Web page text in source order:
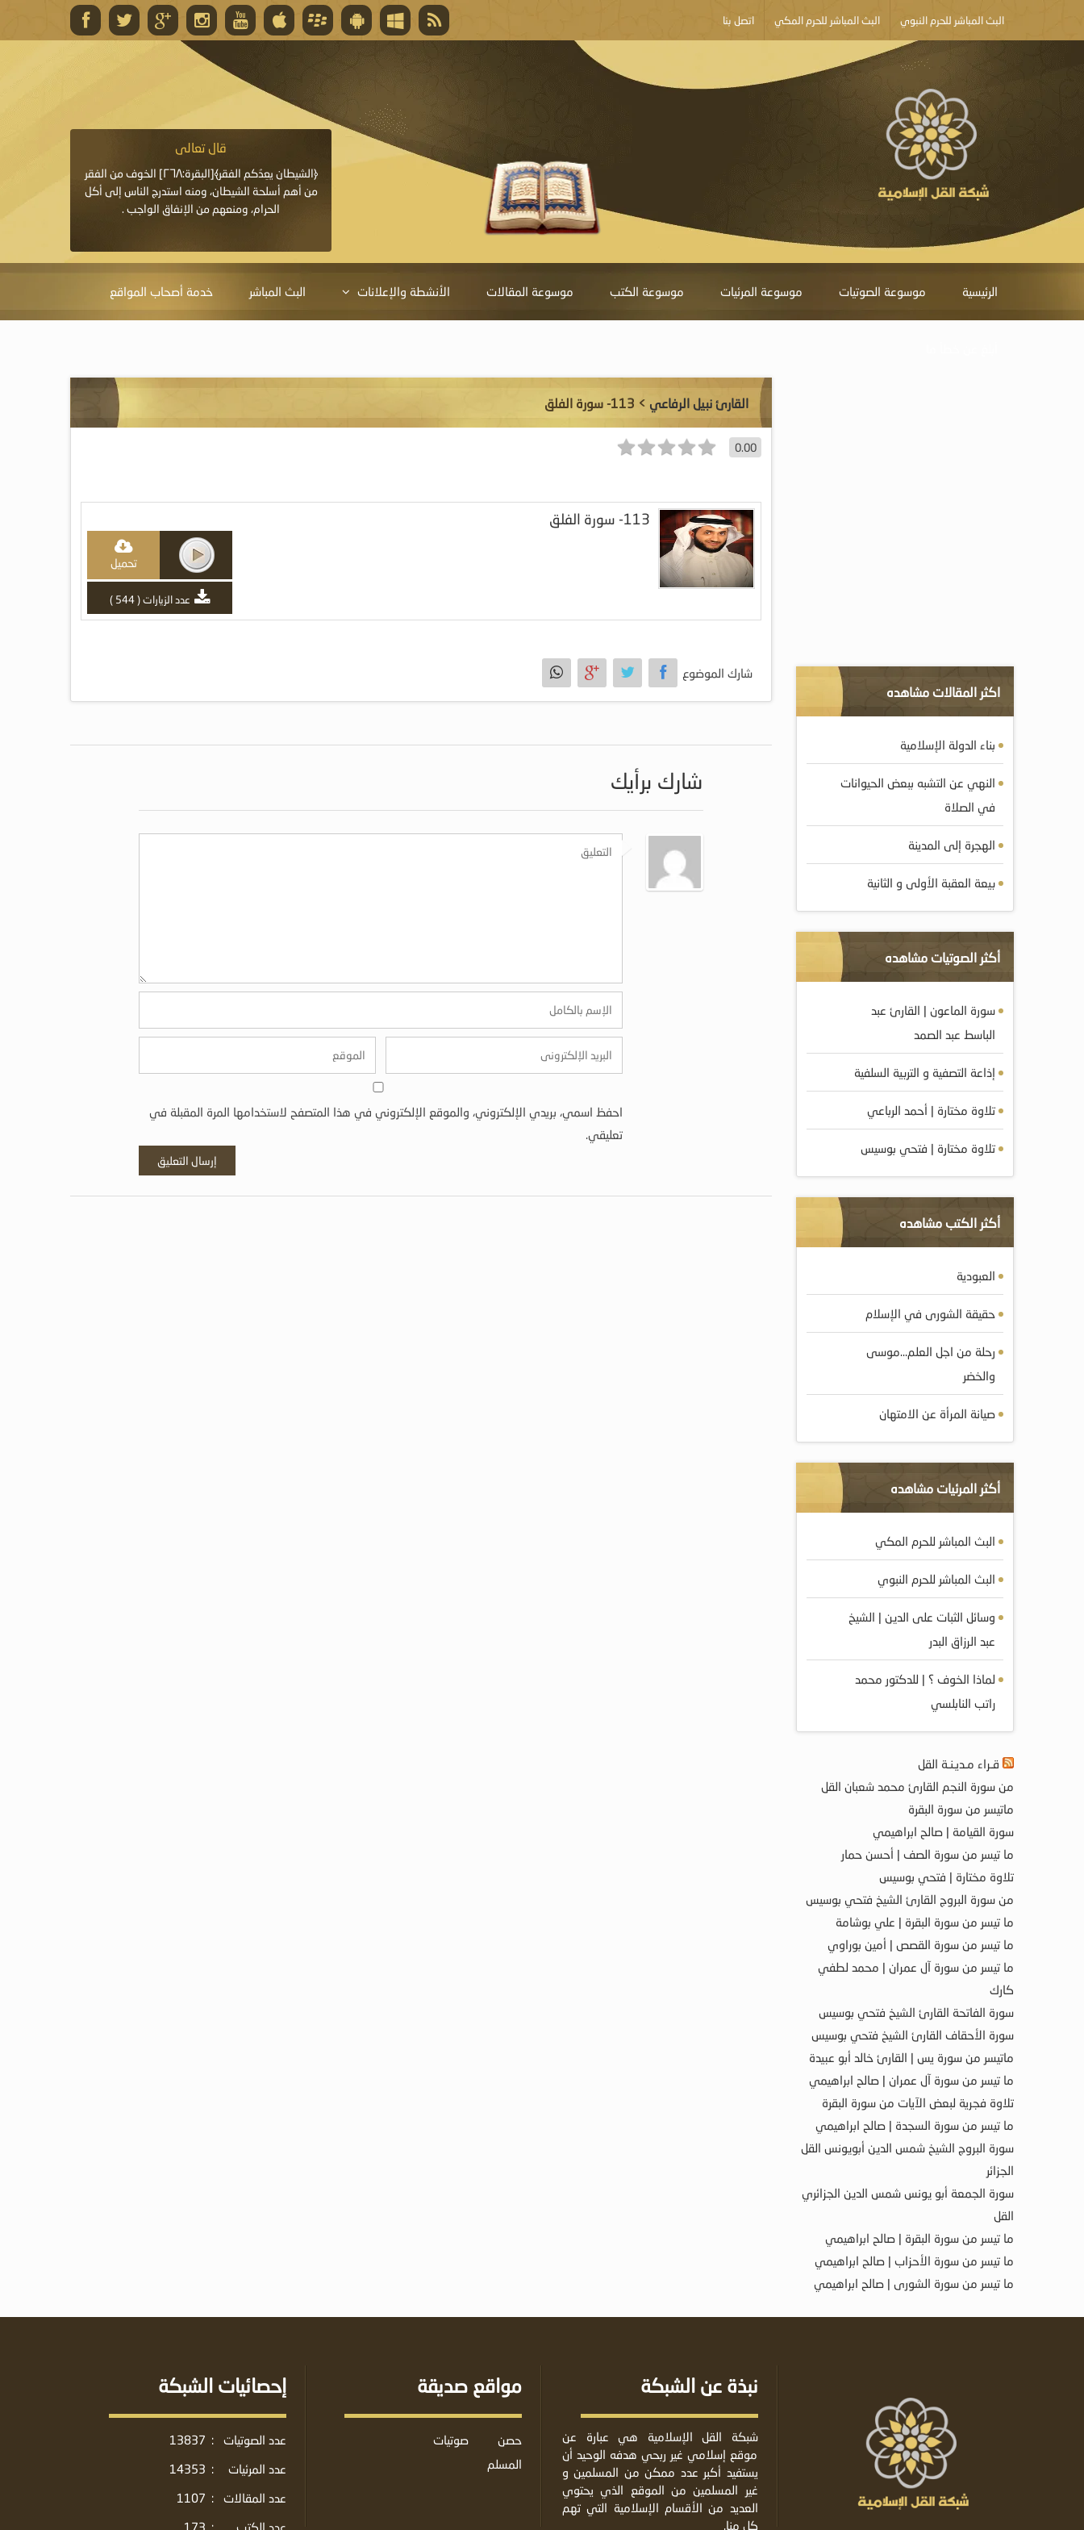
البث المباشر للحرم النبوي البث المباشر للحرم المكي اتصل بنا
قال تعالى
المغفرة لأنها أغلى جائزة، وهي مفتاح باب العطايا التي
قال تعالى
﴿الشيطان يعِدُكم الفقر﴾[البقرة:٢٦٨] الخوف من الفقر
من أهم أسلحة الشيطان، ومنه استدرج الناس إلى أكل
الحرام، ومنعهم من الإنفاق الواجب .
الرئيسية موسوعة الصوتيات موسوعة المرئيات موسوعة الكتب موسوعة المقالات الأنشطة والإعلانات البث المباشر خدمة أصحاب المواقع
القارئ نبيل الرفاعي > 113- سورة الفلق
0.00
113- سورة الفلق
تحميل
عدد الزيارات ( 544 )
شارك الموضوع
شارك برأيك
احفظ اسمي، بريدي الإلكتروني، والموقع الإلكتروني في هذا المتصفح لاستخدامها المرة المقبلة في
تعليقي.
اكثر المقالات مشاهده
بناء الدولة الإسلامية
النهي عن التشبه ببعض الحيوانات
في الصلاة
الهجرة إلى المدينة
بيعة العقبة الأولى و الثانية
أكثر الصوتيات مشاهده
سورة الماعون | القارئ عبد
الباسط عبد الصمد
إذاعة التصفية و التربية السلفية
تلاوة مختارة | أحمد الرباعي
تلاوة مختارة | فتحي بوسيس
أكثر الكتب مشاهده
العبودية
حقيقة الشورى في الإسلام
رحلة من اجل العلم…موسى
والخضر
صيانة المرأة عن الامتهان
أكثر المرئيات مشاهده
البث المباشر للحرم المكي
البث المباشر للحرم النبوي
وسائل الثبات على الدين | الشيخ
عبد الرزاق البدر
لماذا الخوف ؟ | للدكتور محمد
راتب النابلسي
قـراء مـديـنـة القل
من سورة النجم القارئ محمد شعبان القل
ماتيسر من سورة البقرة
سورة القيامة | صالح ابراهيمي
ما تيسر من سورة الصف | أحسن حمار
تلاوة مختارة | فتحي بوسيس
من سورة البروج القارئ الشيخ فتحي بوسيس
ما تيسر من سورة البقرة | علي بوشامة
ما تيسر من سورة القصص | أمين بوراوي
ما تيسر من سورة آل عمران | محمد لطفي
كارك
سورة الفاتحة القارئ الشيخ فتحي بوسيس
سورة الأحقاف القارئ الشيخ فتحي بوسيس
ماتيسر من سورة يس | القارئ خالد أبو عبيدة
ما تيسر من سورة آل عمران | صالح ابراهيمي
تلاوة فجرية لبعض الآيات من سورة البقرة
ما تيسر من سورة السجدة | صالح ابراهيمي
سورة البروج الشيخ شمس الدين أبويونس القل
الجزائر
سورة الجمعة أبو يونس شمس الدين الجزائري
القل
ما تيسر من سورة البقرة | صالح ابراهيمي
ما تيسر من سورة الأحزاب | صالح ابراهيمي
ما تيسر من سورة الشورى | صالح ابراهيمي
نبذة عن الشبكة
شبكة القل الإسلامية هي عبارة عن
موقع إسلامي غير ربحي هدفه الوحيد أن
يستفيد أكبر عدد ممكن من المسلمين و
غير المسلمين من الموقع الذي يحتوي
العديد من الأقسام الإسلامية التي تهم
كل منا.
مواقع صديقة
حصن
المسلم
صوتيات
إحصائيات الشبكة
عدد الصوتيات :
13837
عدد المرئيات
:
14353
عدد المقالات
:
1107
عدد الكتب
:
173